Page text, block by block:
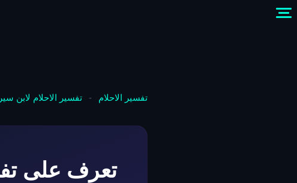
تفسير الاحلام - تفسير الاحلام لابن
تعرف على